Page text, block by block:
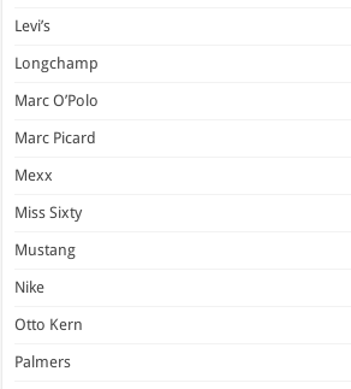
Levi’s
Longchamp
Marc O’Polo
Marc Picard
Mexx
Miss Sixty
Mustang
Nike
Otto Kern
Palmers